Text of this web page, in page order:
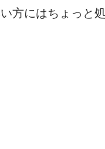
方にはちょっと